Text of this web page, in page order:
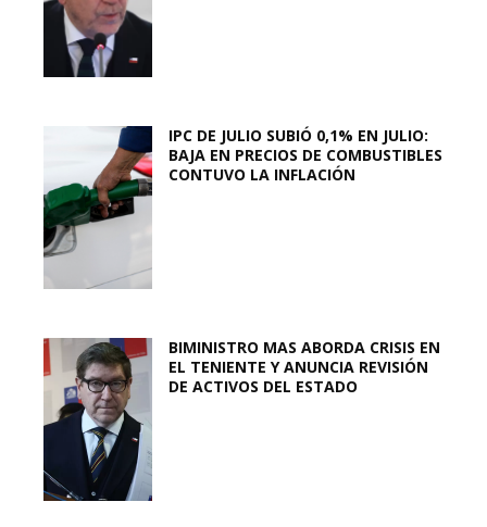
IPC DE JULIO SUBIÓ 0,1% EN JULIO:
BAJA EN PRECIOS DE COMBUSTIBLES
CONTUVO LA INFLACIÓN
BIMINISTRO MAS ABORDA CRISIS EN
EL TENIENTE Y ANUNCIA REVISIÓN
DE ACTIVOS DEL ESTADO